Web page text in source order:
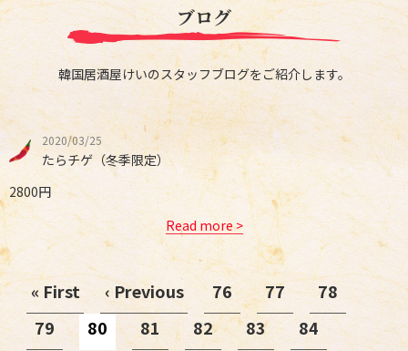
ブログ
韓国居酒屋けいのスタッフブログをご紹介します。
2020/03/25
たらチゲ（冬季限定）
2800円
Read more >
« First ‹ Previous 76 77
78
79
80 81 82 83
84